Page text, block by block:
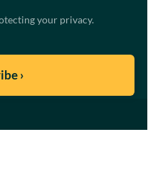
your privacy.